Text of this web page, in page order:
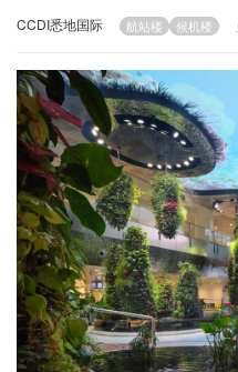
和低空经济发展。
CCDI悉地国际 航站楼 候机楼